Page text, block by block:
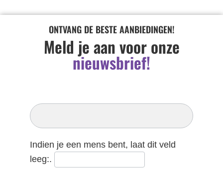
ONTVANG DE BESTE AANBIEDINGEN!
Meld je aan voor onze
nieuwsbrief!
Inschrijven
Nieuwsbrief
Indien je een mens bent, laat dit veld
leeg:.